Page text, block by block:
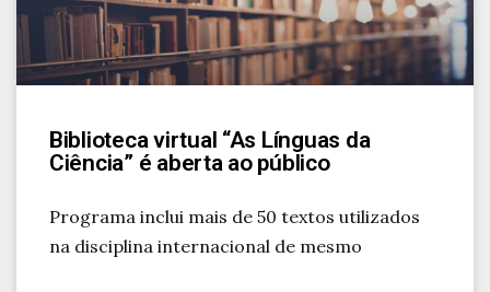
Biblioteca virtual “As Línguas da
Ciência” é aberta ao público
Programa inclui mais de 50 textos utilizados
na disciplina internacional de mesmo